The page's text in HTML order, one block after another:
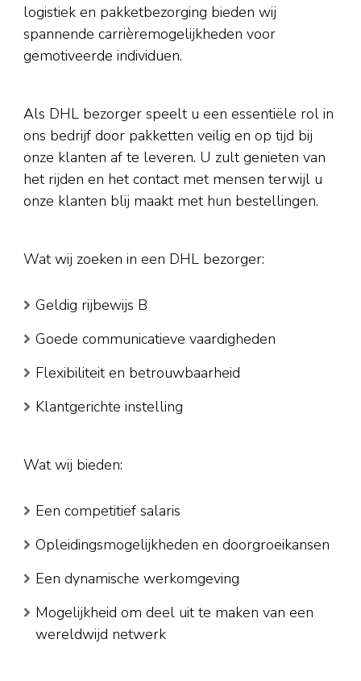
logistiek en pakketbezorging bieden wij
spannende carrièremogelijkheden voor
gemotiveerde individuen.
Als DHL bezorger speelt u een essentiële rol in
ons bedrijf door pakketten veilig en op tijd bij
onze klanten af te leveren. U zult genieten van
het rijden en het contact met mensen terwijl u
onze klanten blij maakt met hun bestellingen.
Wat wij zoeken in een DHL bezorger:
Geldig rijbewijs B
Goede communicatieve vaardigheden
Flexibiliteit en betrouwbaarheid
Klantgerichte instelling
Wat wij bieden:
Een competitief salaris
Opleidingsmogelijkheden en doorgroeikansen
Een dynamische werkomgeving
Mogelijkheid om deel uit te maken van een
wereldwijd netwerk